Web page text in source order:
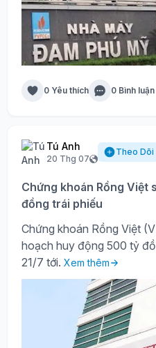
0 Yêu thích 0 Bình luận
Tú Anh
20 Thg 07
Theo Dõi
Chứng khoán Rồng Việt
đồng trái phiếu
Chứng khoán Rồng Việt
hoạch huy động 500 tỷ
21/7 tới. Xem thêm